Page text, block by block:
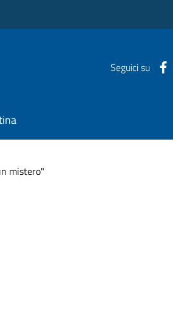
Seguici su
mistero"